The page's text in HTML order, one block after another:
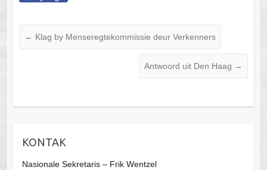
← Klag by Menseregtekommissie deur Verkenners
Antwoord uit Den Haag →
KONTAK
Nasionale Sekretaris – Frik Wentzel